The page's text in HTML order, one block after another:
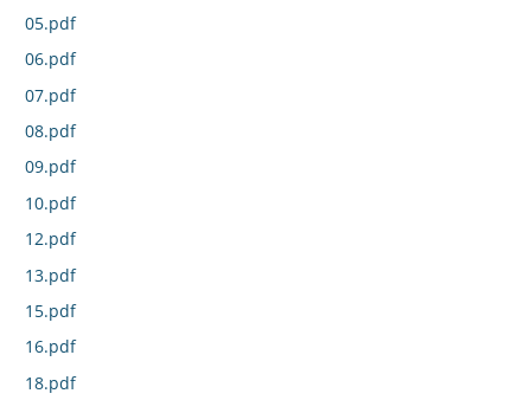
05.pdf
06.pdf
07.pdf
08.pdf
09.pdf
10.pdf
12.pdf
13.pdf
15.pdf
16.pdf
18.pdf